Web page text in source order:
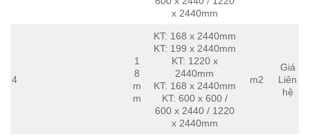
x 2440mm
4
1
8
m
m
KT: 168 x 2440mm
KT: 199 x 2440mm
KT: 1220 x
2440mm
KT: 168 x 2440mm
KT: 600 x 600 /
600 x 2440 / 1220
x 2440mm
m2
Giá
Liên
hệ